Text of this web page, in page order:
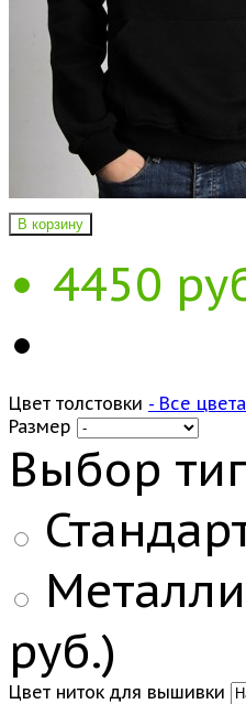
В корзину
4450
Цвет толстовки - Все
Размер
Выбор
руб.)
Цвет ниток для вышивки